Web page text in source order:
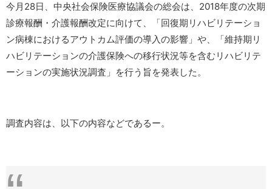
今月28日、中央社会保険医療協議会の総会は、2018年度の次期
診療報酬・介護報酬改定に向けて、「回復期リハビリテーショ
ン病棟におけるアウトカム評価の導入の影響」や、「維持期リ
ハビリテーションの介護保険への移行状況等を含むリハビリテ
ーションの実施状況調査」を行う旨を発表した。
調査内容は、以下の内容などであるー。